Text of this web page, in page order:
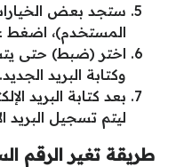
ستجد بعض
المستخدم)، اضغط
اختر (ضبط) حتى
وكتابة البريد الجديد.
بعد كتابة البريد
ليتم تسجيل البريد
طريقة تغير الرقم